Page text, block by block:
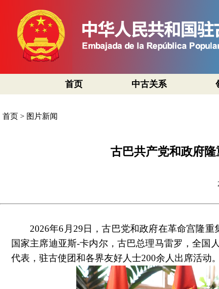
首页 中古关系
首页 > 图片新闻
古巴共产党和政府
2026年6月29日，古巴党和政府在革命宫隆
国家主席迪亚斯-卡内尔，古巴总理马雷罗，全国
代表，驻古使团和各界友好人士200余人出席活动